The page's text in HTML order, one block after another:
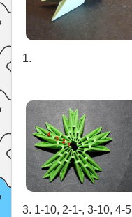
1.
3. 1-10, 2-1-, 3-10, 4-5